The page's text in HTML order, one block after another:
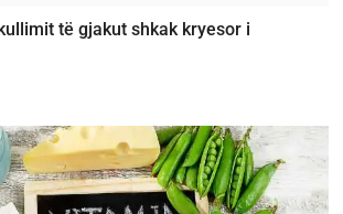
të gjakut shkak kryesor i